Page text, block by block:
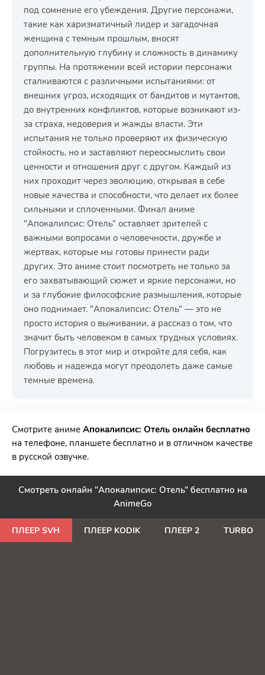
под сомнение его убеждения. Другие персонажи,
такие как харизматичный лидер и загадочная
женщина с темным прошлым, вносят
дополнительную глубину и сложность в динамику
группы. На протяжении всей истории персонажи
сталкиваются с различными испытаниями: от
внешних угроз, исходящих от бандитов и мутантов,
до внутренних конфликтов, которые возникают из-
за страха, недоверия и жажды власти. Эти
испытания не только проверяют их физическую
стойкость, но и заставляют переосмыслить свои
ценности и отношения друг с другом. Каждый из
них проходит через эволюцию, открывая в себе
новые качества и способности, что делает их более
сильными и сплоченными. Финал аниме
"Апокалипсис: Отель" оставляет зрителей с
важными вопросами о человечности, дружбе и
жертвах, которые мы готовы принести ради
других. Это аниме стоит посмотреть не только за
его захватывающий сюжет и яркие персонажи, но
и за глубокие философские размышления, которые
оно поднимает. "Апокалипсис: Отель" — это не
просто история о выживании, а рассказ о том, что
значит быть человеком в самых трудных условиях.
Погрузитесь в этот мир и откройте для себя, как
любовь и надежда могут преодолеть даже самые
темные времена.
Смотрите аниме Апокалипсис: Отель онлайн бесплатно
на телефоне, планшете бесплатно и в отличном качестве
в русской озвучке.
Смотреть онлайн "Апокалипсис: Отель" бесплатно на
AnimeGo
ПЛЕЕР SVH ПЛЕЕР KODIK ПЛЕЕР 2 TURBO